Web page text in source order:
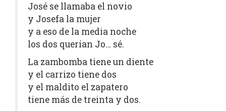
José se llamaba el novio
y Josefa la mujer
y a eso de la media noche
los dos querían Jo… sé.
La zambomba tiene un diente
y el carrizo tiene dos
y el maldito el zapatero
tiene más de treinta y dos.